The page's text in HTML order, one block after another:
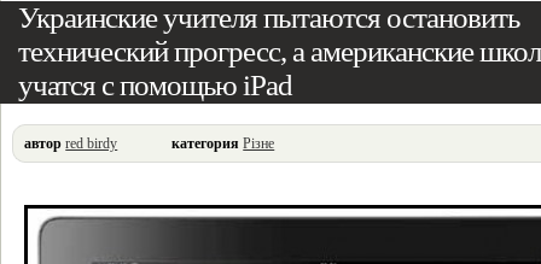
Украинские учителя пытаются остановить
технический прогресс, а американские
учатся с помощью iPad
автор red birdy категория Різне